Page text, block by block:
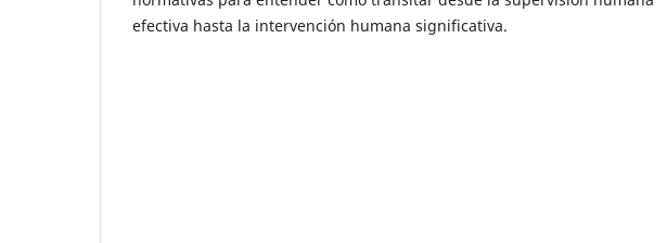
efectiva hasta la intervención humana significativa.